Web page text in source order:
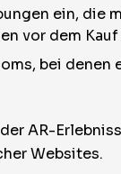
ein, die
vor dem
bei
AR-
Websites.